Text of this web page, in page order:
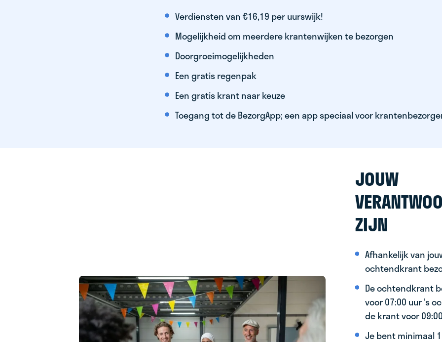
Verdiensten van €16,19 per uurswijk!
Mogelijkheid om meerdere krantenwijken te bezorgen
Doorgroeimogelijkheden
Een gratis regenpak
Een gratis krant naar keuze
Toegang tot de BezorgApp; een app speciaal voor
JOUW
ZIJN
Afhankelijk van
ochtendkrant
De ochtendkrant
voor 07:00 uur ’s
de krant voor
Je bent minimaal